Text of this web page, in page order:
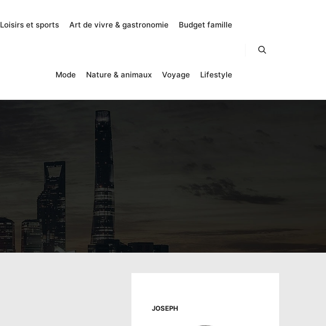
Loisirs et sports Art de vivre & gastronomie Budget famille
Mode Nature & animaux Voyage Lifestyle
JOSEPH